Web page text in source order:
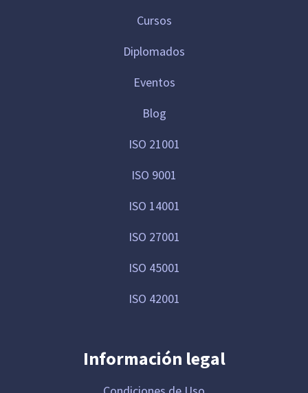
Cursos
Diplomados
Eventos
Blog
ISO 21001
ISO 9001
ISO 14001
ISO 27001
ISO 45001
ISO 42001
Información legal